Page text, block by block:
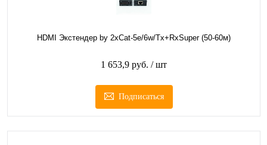
HDMI Экстендер by 2xCat-5e/6w/Tx+RxSuper (50-60м)
1 653,9 руб. / шт
Подписаться